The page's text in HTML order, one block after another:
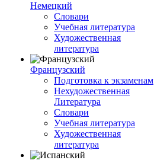
Немецкий
Словари
Учебная литература
Художественная
литература
Французский
Подготовка к экзаменам
Нехудожественная
Литература
Словари
Учебная литература
Художественная
литература